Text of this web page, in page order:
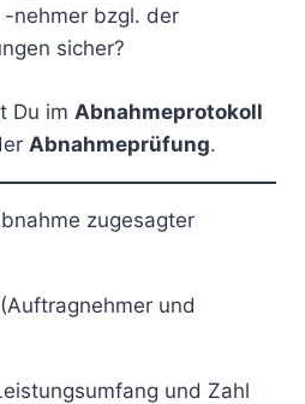
nehmer bzgl. der
sicher?
Du im Abnahmeprotokoll
Abnahmeprüfung.
zugesagter
und
und Zahl